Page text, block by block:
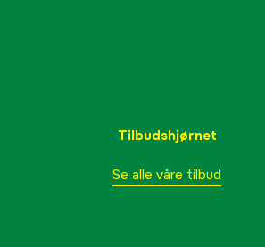
Tilbudshjørnet
Se alle våre tilbud